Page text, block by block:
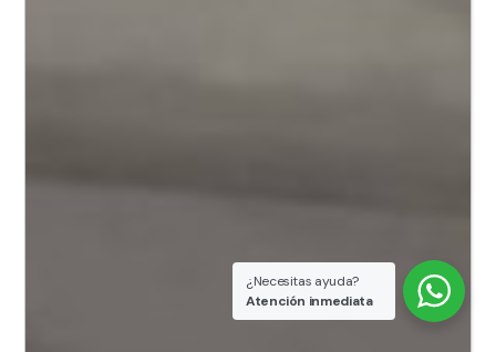
¿Necesitas ayuda?
Atención inmediata